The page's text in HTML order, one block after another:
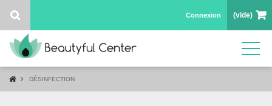
Connexion (vide)
DÉSINFECTION